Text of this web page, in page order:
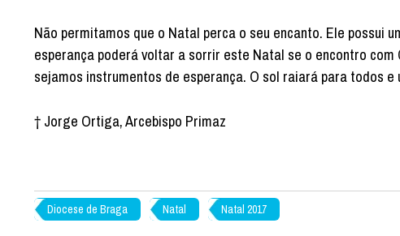
Não permitamos que o Natal perca o seu encanto. Ele possui
esperança poderá voltar a sorrir este Natal se o encontro
sejamos instrumentos de esperança. O sol raiará para todos e
† Jorge Ortiga, Arcebispo Primaz
Diocese de Braga Natal Natal 2017